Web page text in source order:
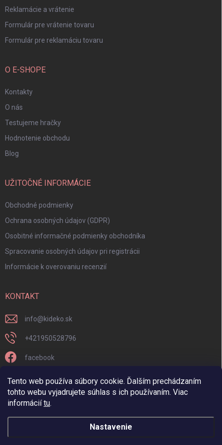
Tento web používa súbory cookie. Ďalším prechádzaním
tohto webu vyjadrujete súhlas s ich používaním. Viac
informáciítu.
Nastavenie
Reklamácie a vrátenie
Formulár pre vrátenie tovaru
Formulár pre reklamáciu tovaru
O E-SHOPE
Kontakty
O nás
Testujeme hračky
Hodnotenie obchodu
Blog
UŽITOČNÉ INFORMÁCIE
Obchodné podmienky
Ochrana osobných údajov (GDPR)
Osobitné informačné podmienky obchodníka
Spracovanie osobných údajov pri registrácii
Informácie k overovaniu recenzií
KONTAKT
info@kideko.sk
+421950528796
facebook
kideko.sk/